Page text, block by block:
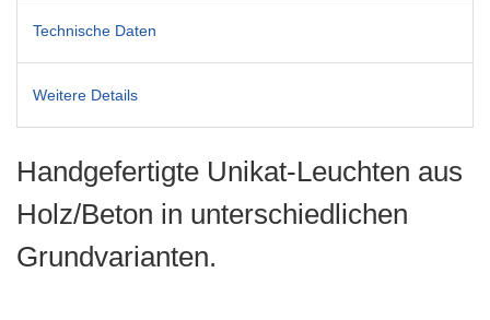
Technische Daten
Weitere Details
Handgefertigte Unikat-Leuchten aus
Holz/Beton in unterschiedlichen
Grundvarianten.